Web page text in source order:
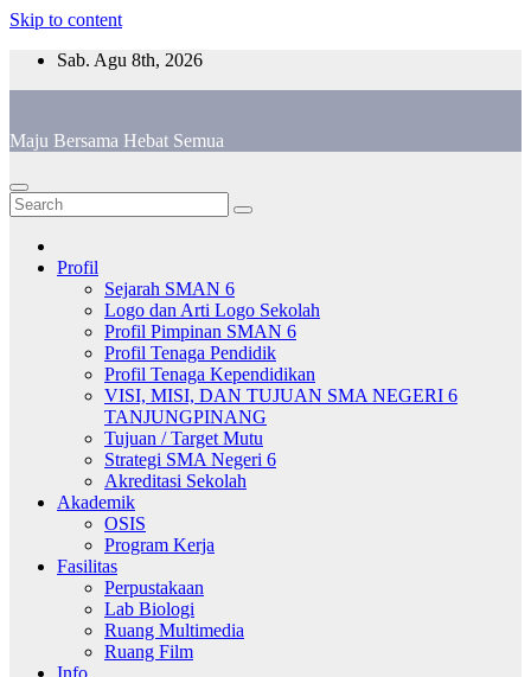
Skip to content
Sab. Agu 8th, 2026
Maju Bersama Hebat Semua
Profil
Sejarah SMAN 6
Logo dan Arti Logo Sekolah
Profil Pimpinan SMAN 6
Profil Tenaga Pendidik
Profil Tenaga Kependidikan
VISI, MISI, DAN TUJUAN SMA NEGERI 6
TANJUNGPINANG
Tujuan / Target Mutu
Strategi SMA Negeri 6
Akreditasi Sekolah
Akademik
OSIS
Program Kerja
Fasilitas
Perpustakaan
Lab Biologi
Ruang Multimedia
Ruang Film
Info